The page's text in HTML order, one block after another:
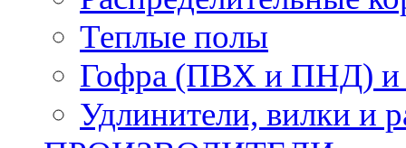
Теплые полы
Гофра (ПВХ и ПНД) и
Удлинители, вилки и